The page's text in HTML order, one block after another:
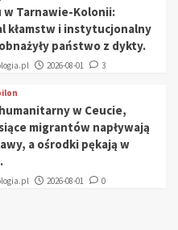
Tarnawie-Kolonii:
kłamstw i instytucjonalny
państwo z dykty.
2026-08-01 3
w Ceucie,
migrantów napływają
a ośrodki pękają w
2026-08-01 0